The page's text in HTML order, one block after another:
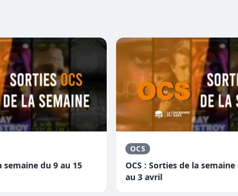
semaine du 9 au 15
OCS
OCS : Sorties de la
au 3 avril